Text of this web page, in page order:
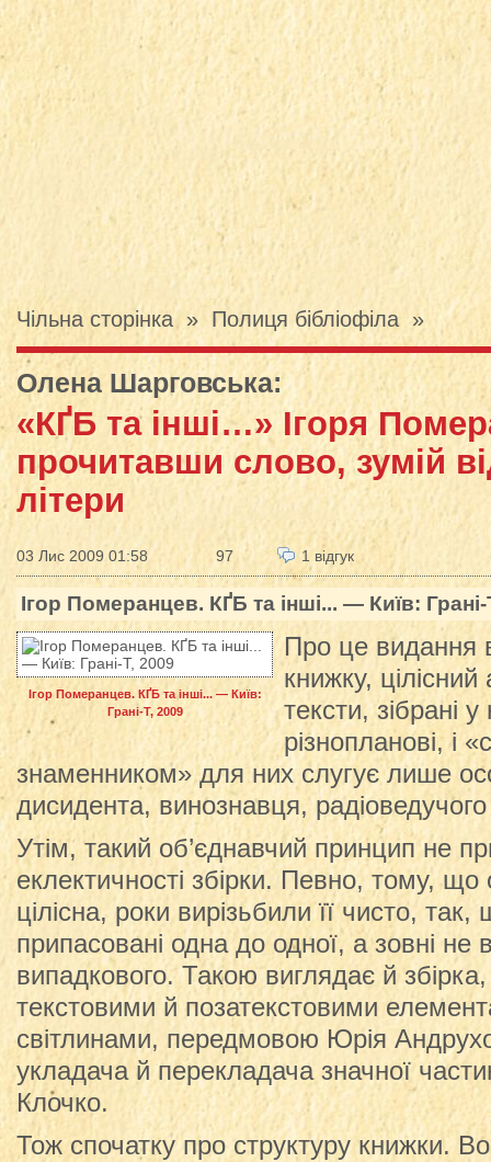
Чільна сторінка» Полиця бібліофіла »
Олена Шарговська:
«КҐБ та інші…» Ігоря
прочитавши слово, зумій
літери
03 Лис 2009 01:58 97 1 відгук
Ігор Померанцев. КҐБ та інші... — Київ:
Ігор Померанцев. КҐБ та інші... — Київ:
Грані-Т, 2009
Про це видання
книжку,
тексти, зібрані
різнопланові, і
знаменником» для них слугує лише
дисидента, винознавця,
Утім, такий об’єднавчий принцип не
еклектичності збірки. Певно, тому, що
цілісна, роки вирізьбили її чисто,
припасовані одна до одної, а зовні не
випадкового. Такою виглядає й
текстовими й позатекстовими
світлинами, передмовою Юрія
укладача й перекладача значної
Клочко.
Тож спочатку про структуру книжки.